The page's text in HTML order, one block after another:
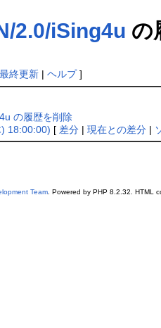
2.0/iSing4u の
最終更新| ヘルプ]
の履歴を削除
18:00:00) [ 差分| 現在との差分|
Team. Powered by PHP 8.2.32. HTML